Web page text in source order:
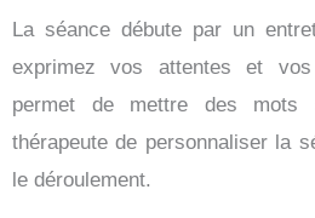
La séance débute par un
exprimez vos attentes et
permet de mettre des
thérapeute de personnaliser la
le déroulement.